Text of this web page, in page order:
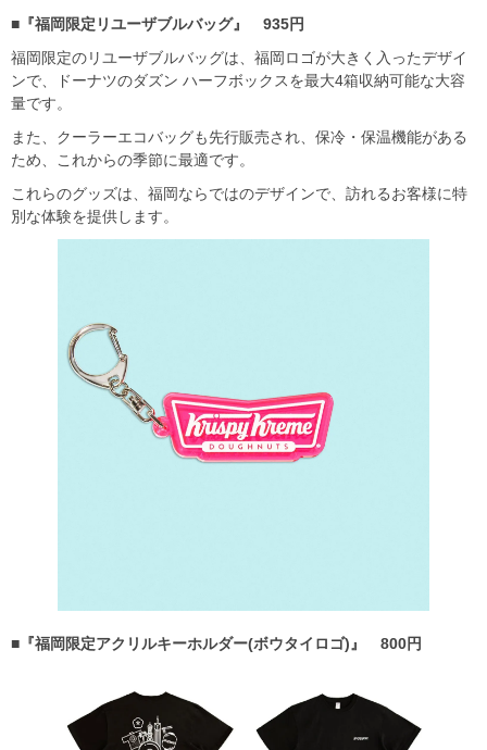
■『福岡限定リユーザブルバッグ』 935円
福岡限定のリユーザブルバッグは、福岡ロゴが大きく入ったデザイ
ンで、ドーナツのダズン ハーフボックスを最大4箱収納可能な大容
量です。
また、クーラーエコバッグも先行販売され、保冷・保温機能がある
ため、これからの季節に最適です。
これらのグッズは、福岡ならではのデザインで、訪れるお客様に特
別な体験を提供します。
■『福岡限定アクリルキーホルダー(ボウタイロゴ)』 800円